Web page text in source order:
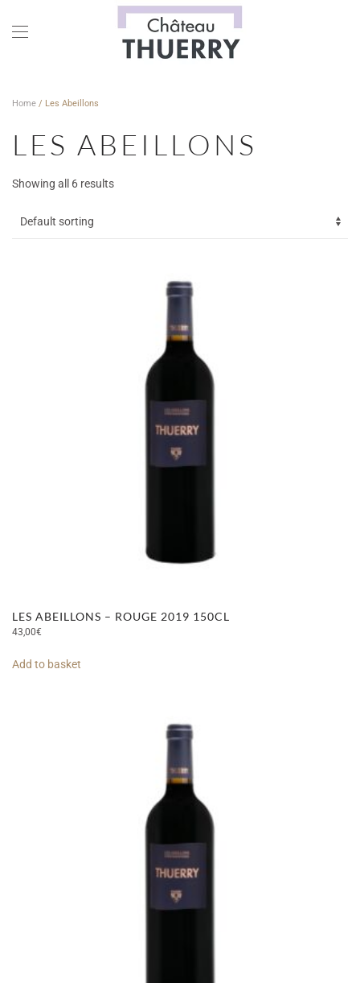
Skip to main content
Home / Les Abeillons
LES ABEILLONS
Showing all 6 results
LES ABEILLONS – ROUGE 2019 150CL
43,00€
Add to basket